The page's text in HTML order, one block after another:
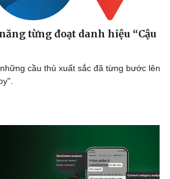
Đời sống
Tình yêu - Gia đình
từng đoạt danh hiệu “Cậu
cầu thủ xuất sắc đã từng bước lên